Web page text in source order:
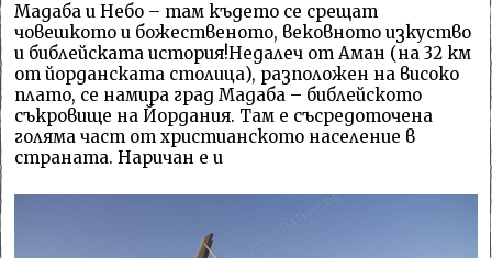
Мадаба и Небо – там където се срещат
човешкото и божественото, вековното изкуство
и библейската история!Недалеч от Аман (на 32 км
от йорданската столица), разположен на високо
плато, се намира град Мадаба – библейското
съкровище на Йордания. Там е съсредоточена
голяма част от христианското население в
страната. Наричан е и